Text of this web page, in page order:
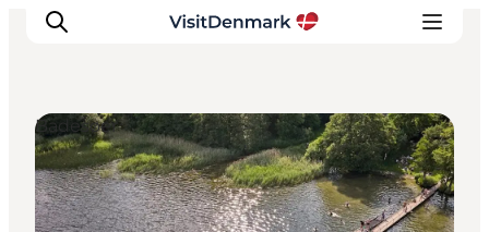
Inspirasjon
Reisemål
Badesøer